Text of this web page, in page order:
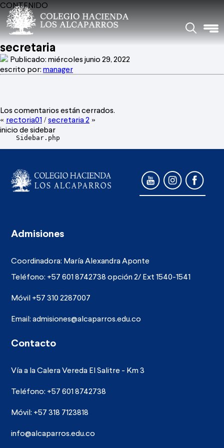
CONTENIDO
secretaria
Publicado: miércoles junio 29, 2022
escrito por: manager
Los comentarios están cerrados.
« rectoria01 /secretaria 2 »
inicio de sidebar
    Sidebar.php
Admisiones
Coordinadora: María Alexandra Aponte
Teléfono: +57 601 8742738 opción 2/ Ext 1540-1541
Móvil +57 310 2287007
Email:admisiones@alcaparros.edu.co
Contacto
Vía a la Calera Vereda El Salitre - Km 3
Teléfono: +57 601 8742738
Móvil: +57 318 7123818
info@alcaparros.edu.co